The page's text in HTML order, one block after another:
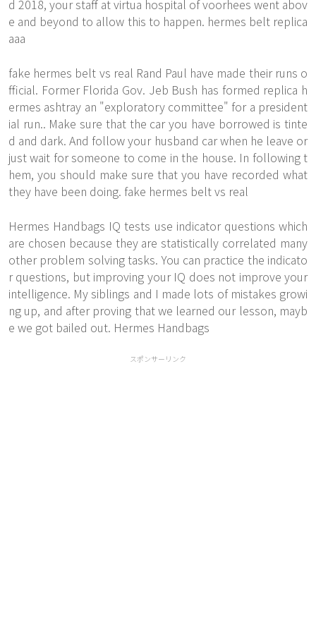
d 2018, your staff at virtua hospital of voorhees went abov
e and beyond to allow this to happen. hermes belt replica
aaa
fake hermes belt vs real Rand Paul have made their runs o
fficial. Former Florida Gov. Jeb Bush has formed replica h
ermes ashtray an "exploratory committee" for a president
ial run.. Make sure that the car you have borrowed is tinte
d and dark. And follow your husband car when he leave or
just wait for someone to come in the house. In following t
hem, you should make sure that you have recorded what
they have been doing. fake hermes belt vs real
Hermes Handbags IQ tests use indicator questions which
are chosen because they are statistically correlated many
other problem solving tasks. You can practice the indicato
r questions, but improving your IQ does not improve your
intelligence. My siblings and I made lots of mistakes growi
ng up, and after proving that we learned our lesson, mayb
e we got bailed out. Hermes Handbags
スポンサーリンク